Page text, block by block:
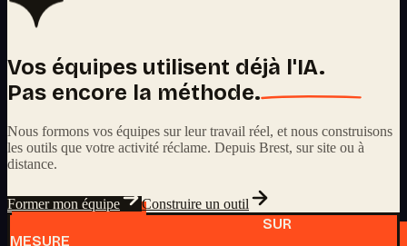
Vos équipes utilisent déjà l'IA.
Pas encore la méthode.
Nous formons vos équipes sur leur travail réel, et nous construisons
les outils que votre activité réclame. Depuis Brest, sur site ou à
distance.
Former mon équipe Construire un outil
SUR
MESURE